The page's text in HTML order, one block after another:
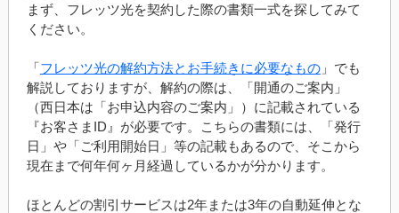
まず、フレッツ光を契約した際の書類一式を探してみて
ください。
「フレッツ光の解約方法とお手続きに必要なもの」でも
解説しておりますが、解約の際は、「開通のご案内」
（西日本は「お申込内容のご案内」）に記載されている
『お客さまID』が必要です。こちらの書類には、「発行
日」や「ご利用開始日」等の記載もあるので、そこから
現在まで何年何ヶ月経過しているかが分かります。
ほとんどの割引サービスは2年または3年の自動延伸とな